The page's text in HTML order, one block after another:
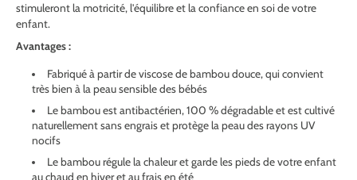
stimuleront la motricité, l'équilibre et la confiance en soi de votre
enfant.
Avantages :
Fabriqué à partir de viscose de bambou douce, qui convient
très bien à la peau sensible des bébés
Le bambou est antibactérien, 100 % dégradable et est cultivé
naturellement sans engrais et protège la peau des rayons UV
nocifs
Le bambou régule la chaleur et garde les pieds de votre enfant
au chaud en hiver et au frais en été